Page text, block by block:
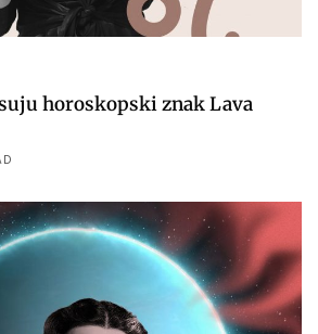
horoskopski znak Lava